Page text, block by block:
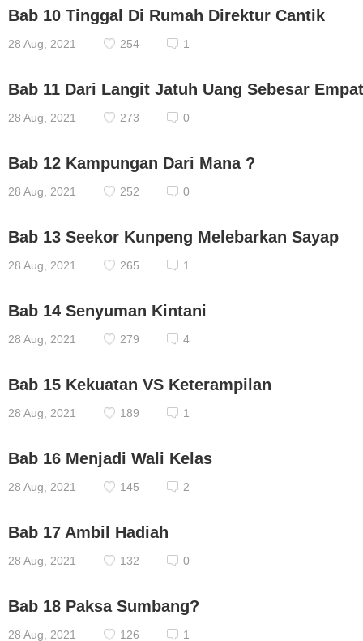
Bab 10 Tinggal Di Rumah Direktur Cantik
28 Aug, 2021 254 1
Bab 11 Dari Langit Jatuh Uang Sebesar
28 Aug, 2021 273 0
Bab 12 Kampungan Dari Mana ?
28 Aug, 2021 252 0
Bab 13 Seekor Kunpeng Melebarkan Sayap
28 Aug, 2021 265 1
Bab 14 Senyuman Kintani
28 Aug, 2021 279 4
Bab 15 Kekuatan VS Keterampilan
28 Aug, 2021 189 1
Bab 16 Menjadi Wali Kelas
28 Aug, 2021 145 2
Bab 17 Ambil Hadiah
28 Aug, 2021 132 0
Bab 18 Paksa Sumbang?
28 Aug, 2021 126 1